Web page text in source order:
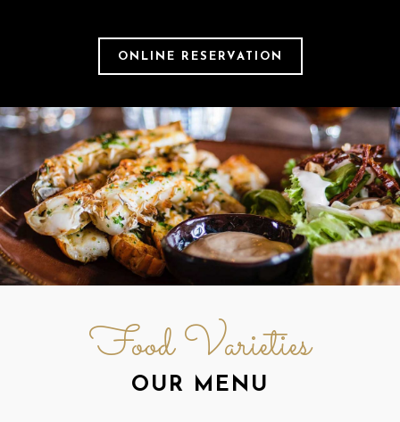
ONLINE RESERVATION
Food Varieties
OUR MENU